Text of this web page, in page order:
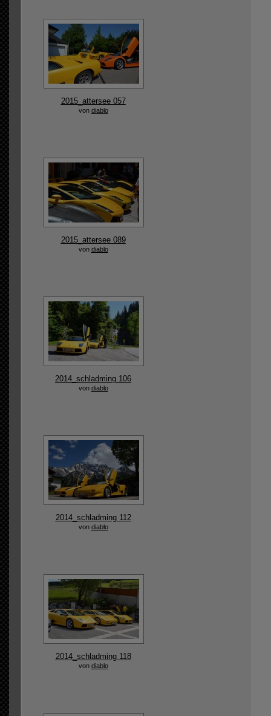
2015_attersee 057
von diablo
2015_attersee 089
von diablo
2014_schladming 106
von diablo
2014_schladming 112
von diablo
2014_schladming 118
von diablo